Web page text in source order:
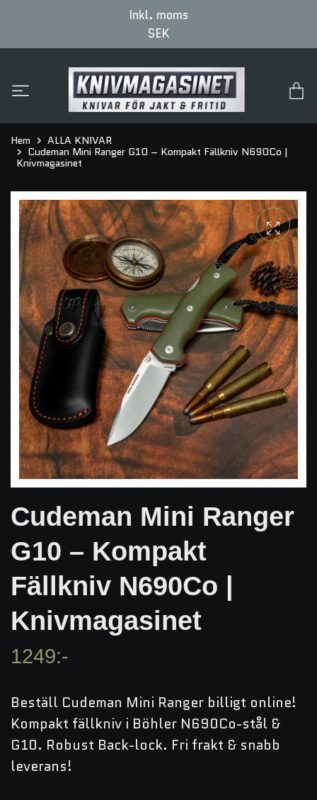
Inkl. moms
SEK
Hem
ALLA KNIVAR
Cudeman Mini Ranger G10 – Kompakt Fällkniv N690Co |
Knivmagasinet
Cudeman Mini Ranger
G10 – Kompakt
Fällkniv N690Co |
Knivmagasinet
1249:-
Beställ Cudeman Mini Ranger billigt online!
Kompakt fällkniv i Böhler N690Co-stål &
G10. Robust Back-lock. Fri frakt & snabb
leverans!